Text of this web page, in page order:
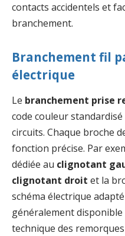
contacts accidentels et
branchement.
Branchement fil
électrique
Le branchement prise
code couleur
circuits. Chaque broche
fonction précise. Par
dédiée au clignotant
clignotant droit et la
schéma électrique
généralement
technique des